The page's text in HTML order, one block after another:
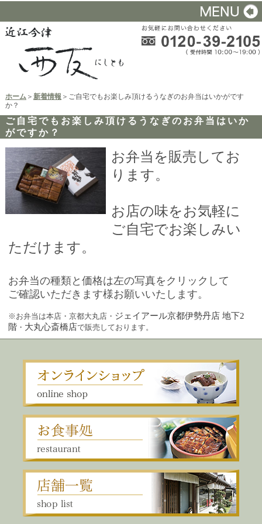
ホーム＞ 新着情報 ＞ご自宅でもお楽しみ頂けるうなぎのお弁当はいかがです
か？
ご自宅でもお楽しみ頂けるうなぎのお弁当はいか
がですか？
お弁当を販売してお
ります。
お店の味をお気軽に
ご自宅でお楽しみい
ただけます。
お弁当の種類と価格は左の写真をクリックして
ご確認いただきます様お願いいたします。
※お弁当は本店・京都大丸店・ ジェイアール京都伊勢丹店 地下2
階・ 大丸心斎橋店で販売しております。